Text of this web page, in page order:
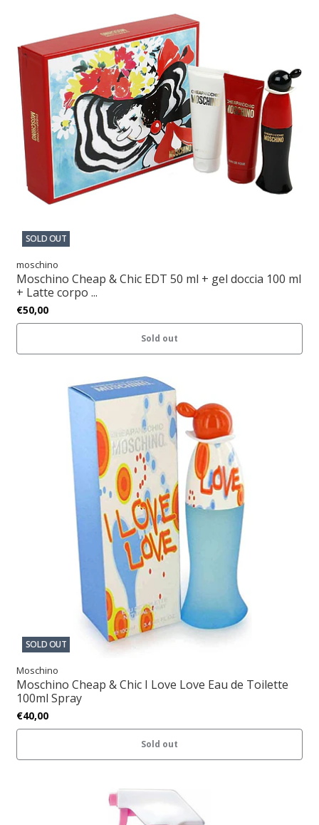
SOLD OUT
moschino
Moschino Cheap & Chic EDT 50 ml + gel doccia 100 ml
+ Latte corpo ...
€50,00
Sold out
SOLD OUT
Moschino
Moschino Cheap & Chic I Love Love Eau de Toilette
100ml Spray
€40,00
Sold out